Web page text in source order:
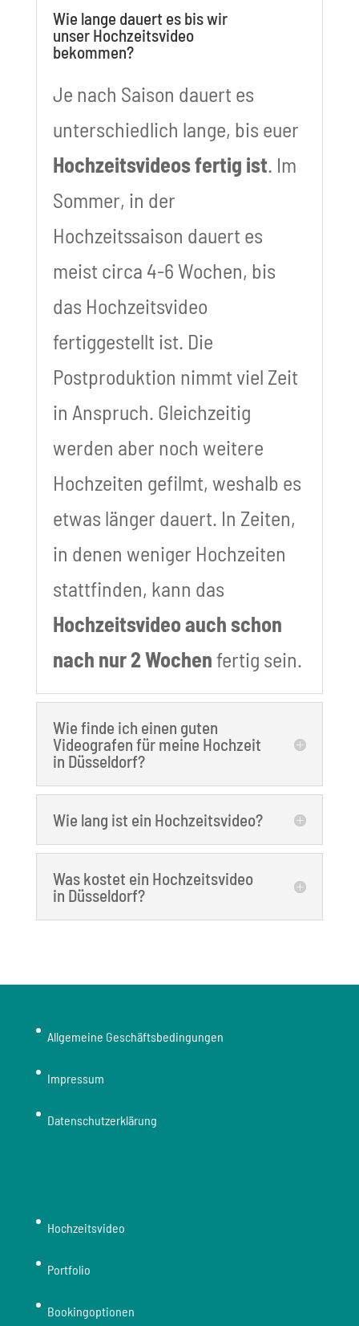
Wie lange dauert es bis wir
unser Hochzeitsvideo
bekommen?
Je nach Saison dauert es
unterschiedlich lange, bis euer
Hochzeitsvideos fertig ist. Im
Sommer, in der
Hochzeitssaison dauert es
meist circa 4-6 Wochen, bis
das Hochzeitsvideo
fertiggestellt ist. Die
Postproduktion nimmt viel Zeit
in Anspruch. Gleichzeitig
werden aber noch weitere
Hochzeiten gefilmt, weshalb es
etwas länger dauert. In Zeiten,
in denen weniger Hochzeiten
stattfinden, kann das
Hochzeitsvideo auch schon
nach nur 2 Wochenfertig sein.
Wie finde ich einen guten
Videografen für meine Hochzeit
in Düsseldorf?
Wie lang ist ein Hochzeitsvideo?
Was kostet ein Hochzeitsvideo
in Düsseldorf?
Allgemeine Geschäftsbedingungen
Impressum
Datenschutzerklärung
Hochzeitsvideo
Portfolio
Bookingoptionen